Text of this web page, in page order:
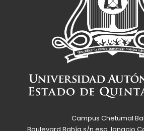
Campus Chetumal